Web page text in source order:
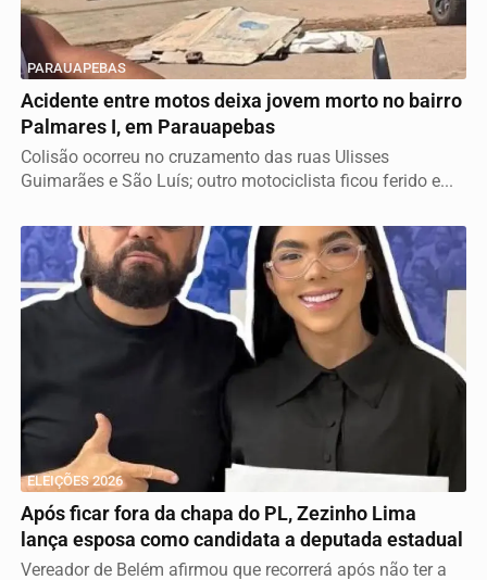
PARAUAPEBAS
Acidente entre motos deixa jovem morto no bairro
Palmares I, em Parauapebas
Colisão ocorreu no cruzamento das ruas Ulisses
Guimarães e São Luís; outro motociclista ficou ferido e...
ELEIÇÕES 2026
Após ficar fora da chapa do PL, Zezinho Lima
lança esposa como candidata a deputada estadual
Vereador de Belém afirmou que recorrerá após não ter a